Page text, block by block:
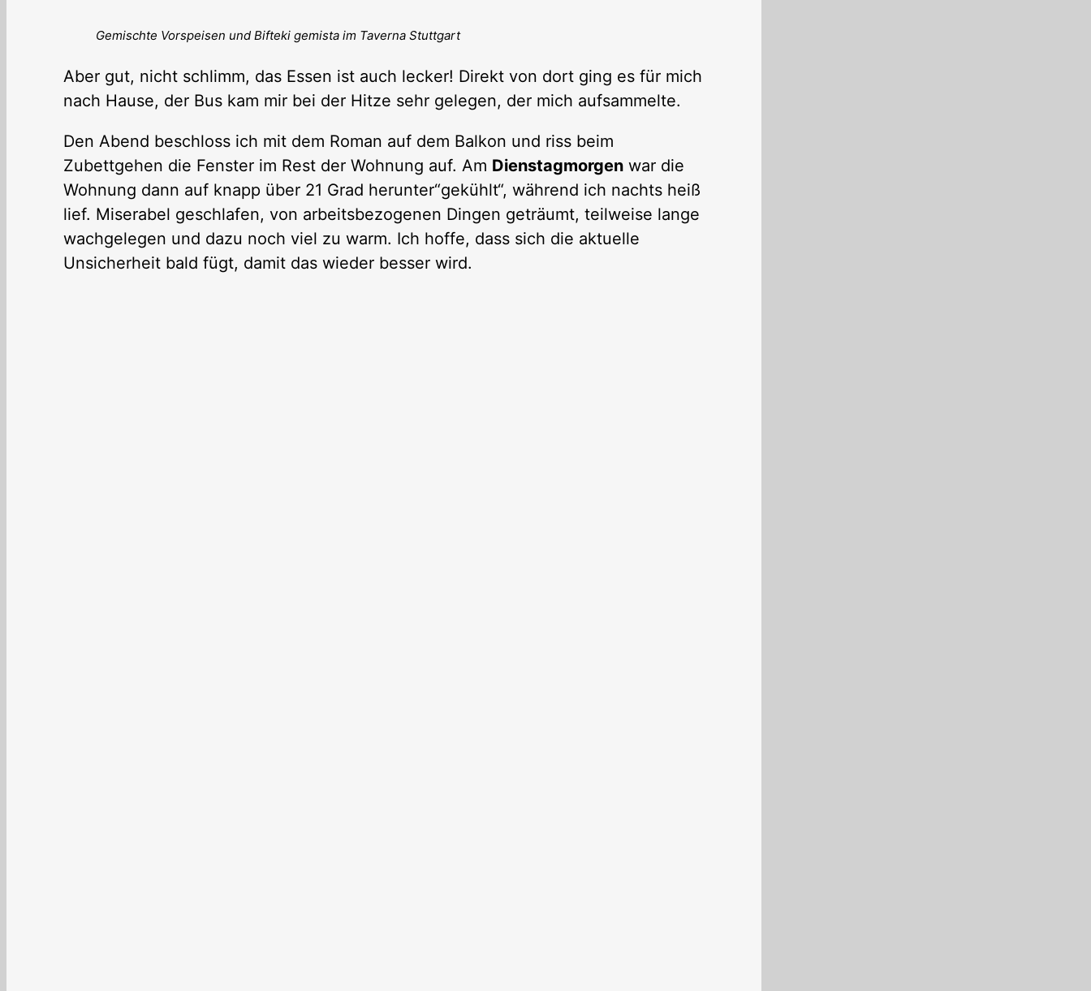
Gemischte Vorspeisen und Bifteki gemista im Taverna Stuttgart
Aber gut, nicht schlimm, das Essen ist auch lecker! Direkt von dort ging es für mich
nach Hause, der Bus kam mir bei der Hitze sehr gelegen, der mich aufsammelte.
Den Abend beschloss ich mit dem Roman auf dem Balkon und riss beim
Zubettgehen die Fenster im Rest der Wohnung auf. Am Dienstagmorgen war die
Wohnung dann auf knapp über 21 Grad herunter“gekühlt“, während ich nachts heiß
lief. Miserabel geschlafen, von arbeitsbezogenen Dingen geträumt, teilweise lange
wachgelegen und dazu noch viel zu warm. Ich hoffe, dass sich die aktuelle
Unsicherheit bald fügt, damit das wieder besser wird.